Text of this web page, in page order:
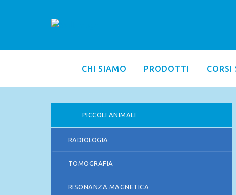
CHI SIAMO PRODOTTI CORSI
PICCOLI ANIMALI
RADIOLOGIA
TOMOGRAFIA
RISONANZA MAGNETICA